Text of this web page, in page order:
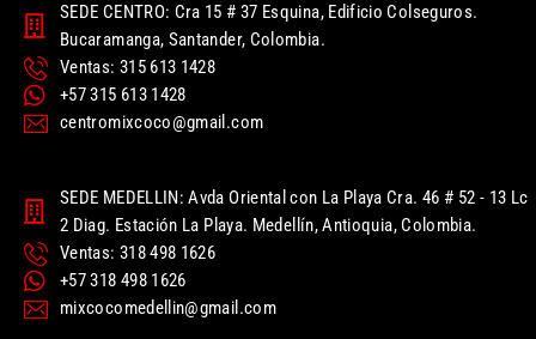
SEDE CENTRO: Cra 15 # 37 Esquina, Edificio Colseguros.
Bucaramanga, Santander, Colombia.
Ventas: 315 613 1428
+57 315 613 1428
centromixcoco@gmail.com
SEDE MEDELLIN: Avda Oriental con La Playa Cra. 46 # 52 - 13 Lc
2 Diag. Estación La Playa. Medellín, Antioquia, Colombia.
Ventas: 318 498 1626
+57 318 498 1626
mixcocomedellin@gmail.com